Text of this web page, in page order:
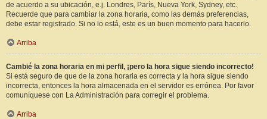
de acuerdo a su ubicación, e.j. Londres, París, Nueva York, Sydney, etc.
Recuerde que para cambiar la zona horaria, como las demás preferencias,
debe estar registrado. Si no lo está, este es un buen momento para hacerlo.
Arriba
Cambié la zona horaria en mi perfil, ¡pero la hora sigue siendo incorrecto!
Si está seguro de que de la zona horaria es correcta y la hora sigue siendo
incorrecta, entonces la hora almacenada en el servidor es errónea. Por favor
comuníquese con La Administración para corregir el problema.
Arriba